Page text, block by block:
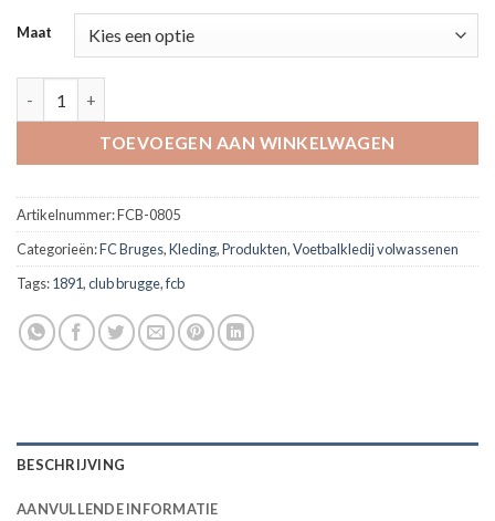
Maat
TOEVOEGEN AAN WINKELWAGEN
Artikelnummer:FCB-0805
Categorieën:FC Bruges,Kleding,Produkten,Voetbalkledij volwassenen
Tags:1891,club brugge,fcb
BESCHRIJVING
AANVULLENDE INFORMATIE